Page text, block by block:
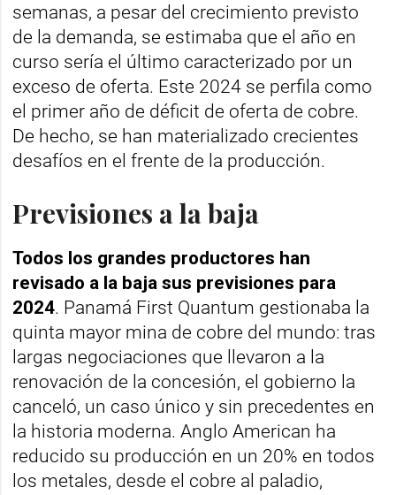
semanas, a pesar del crecimiento previsto
de la demanda, se estimaba que el año en
curso sería el último caracterizado por un
exceso de oferta. Este 2024 se perfila como
el primer año de déficit de oferta de cobre.
De hecho, se han materializado crecientes
desafíos en el frente de la producción.
Previsiones a la baja
Todos los grandes productores han
revisado a la baja sus previsiones para
2024. Panamá First Quantum gestionaba la
quinta mayor mina de cobre del mundo: tras
largas negociaciones que llevaron a la
renovación de la concesión, el gobierno la
canceló, un caso único y sin precedentes en
la historia moderna. Anglo American ha
reducido su producción en un 20% en todos
los metales, desde el cobre al paladio,